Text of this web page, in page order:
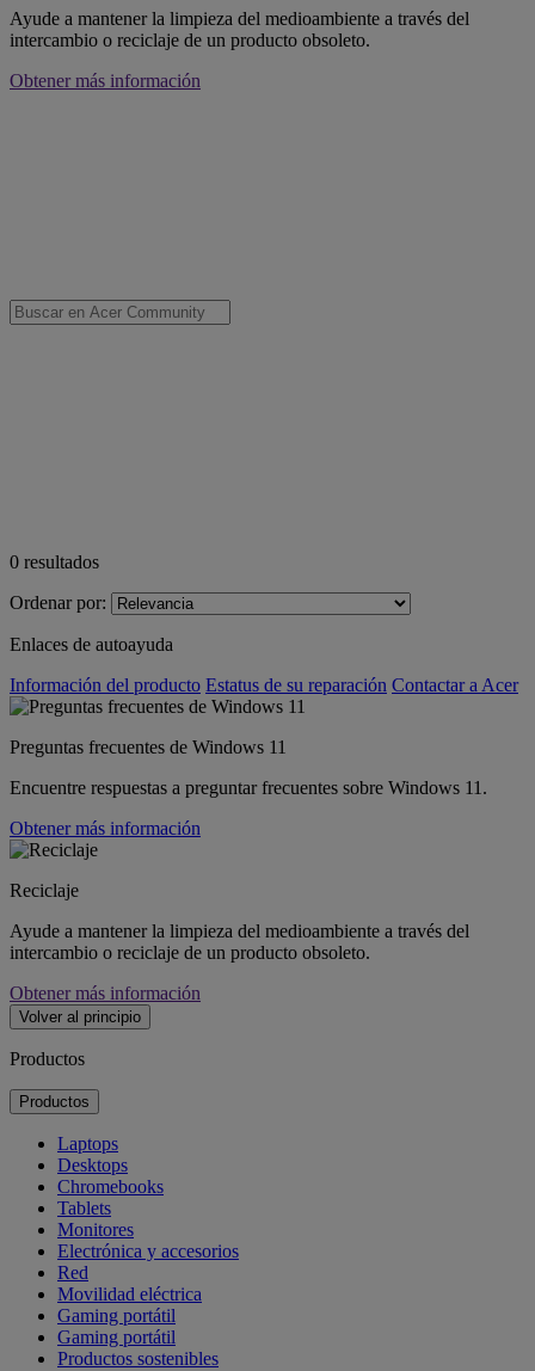
Ayude a mantener la limpieza del medioambiente a través del
intercambio o reciclaje de un producto obsoleto.
Obtener más información
0 resultados
Ordenar por:
Enlaces de autoayuda
Información del producto Estatus de su reparación Contactar a Acer
Preguntas frecuentes de Windows 11
Encuentre respuestas a preguntar frecuentes sobre Windows 11.
Obtener más información
Reciclaje
Ayude a mantener la limpieza del medioambiente a través del
intercambio o reciclaje de un producto obsoleto.
Obtener más información
Volver al principio
Productos
Productos
Laptops
Desktops
Chromebooks
Tablets
Monitores
Electrónica y accesorios
Red
Movilidad eléctrica
Gaming portátil
Gaming portátil
Productos sostenibles